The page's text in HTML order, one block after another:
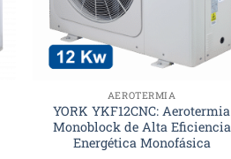
AEROTERMIA
YORK YKF12CNC: Aerotermia
Monoblock de Alta Eficiencia
Energética Monofásica